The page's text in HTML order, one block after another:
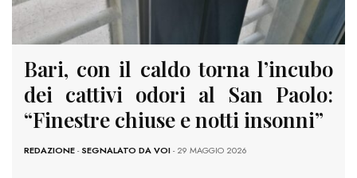
Bari, con il caldo torna l’incubo
dei cattivi odori al San Paolo:
“Finestre chiuse e notti insonni”
REDAZIONE-SEGNALATO DA VOI- 29 MAGGIO 2026